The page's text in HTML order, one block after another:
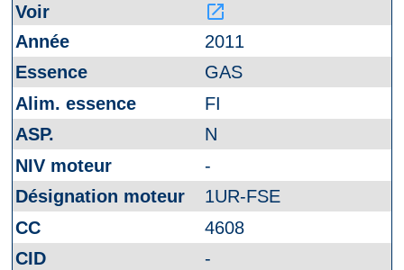
launch
2011
GAS
FI
N
-
1UR-FSE
4608
-